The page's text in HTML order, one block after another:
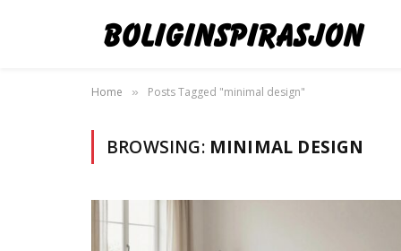
Home » Posts Tagged "minimal design"
BROWSING: MINIMAL DESIGN